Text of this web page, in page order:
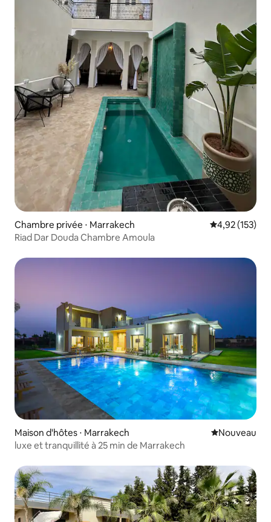
Chambre privée ⋅ Marrakech Évaluation
4,92 (153)
Riad Dar Douda Chambre Amoula
Maison d'hôtes ⋅ Marrakech Nouvel
Nouveau
luxe et tranquillité à 25 min de Marrakech